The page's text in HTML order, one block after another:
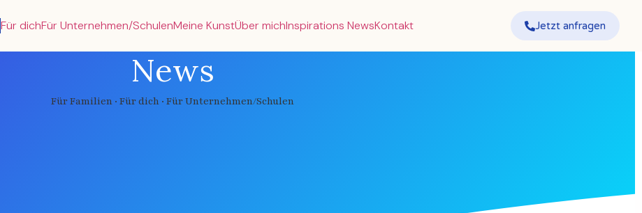
Für dichFür Unternehmen/SchulenMeine KunstÜber michInspirations NewsKontakt Jetzt anfragen
News
Für Familien · Für dich · Für Unternehmen/Schulen